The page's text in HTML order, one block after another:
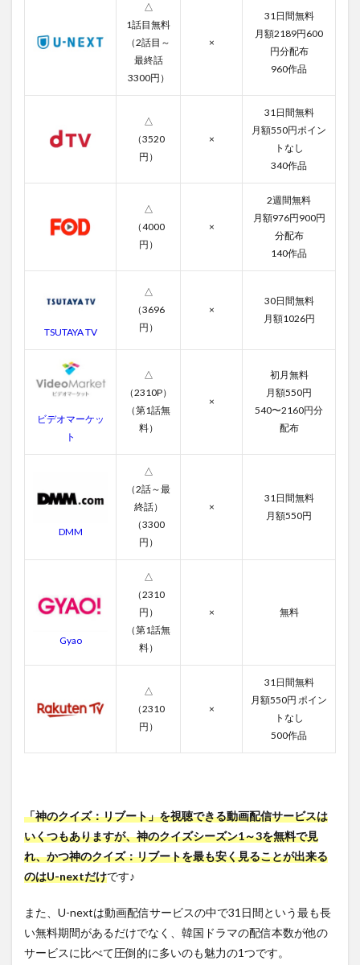
方法
クイ
ート
画一
3.1
3.3
3.4
第4話
3.5
3.6
第7話
第8話
3.9
3.10
第10話
3.11
第12話
3.15
3.16
神の
クイ
ズ：
リブ
△
1話目無料
（2話目～
最終話
3300円）
×
31日間無料
月額2189円600
円分配布
960作品
△
（3520
円）
×
31日間無料
月額550円ポイン
トなし
340作品
△
（4000
円）
×
2週間無料
月額976円900円
分配布
140作品
TSUTAYA TV
△
（3696
円）
×
30日間無料
月額1026円
ビデオマーケッ
ト
△
（2310P）
（第1話無
料）
×
初月無料
月額550円
540〜2160円分
配布
DMM
△
（2話～最
終話）
（3300
円）
×
31日間無料
月額550円
Gyao
△
（2310
円）
（第1話無
料）
× 無料
△
（2310
円）
×
31日間無料
月額550円 ポイン
トなし
500作品
「神のクイズ：リブート」を視聴できる動画配信サービスは
いくつもありますが、神のクイズシーズン1～3を無料で見
れ、かつ神のクイズ：リブートを最も安く見ることが出来る
のはU-nextだけです♪
また、U-nextは動画配信サービスの中で31日間という最も長
い無料期間があるだけでなく、韓国ドラマの配信本数が他の
サービスに比べて圧倒的に多いのも魅力の1つです。